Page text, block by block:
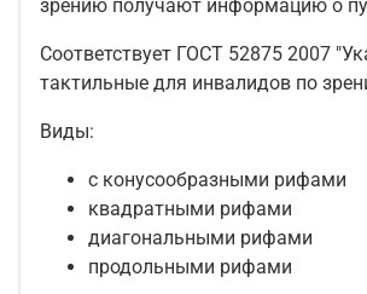
зрению получают информацию о
Соответствует ГОСТ 52875 2007
тактильные для инвалидов по
Виды:
с конусообразными рифами
квадратными рифами
диагональными рифами
продольными рифами